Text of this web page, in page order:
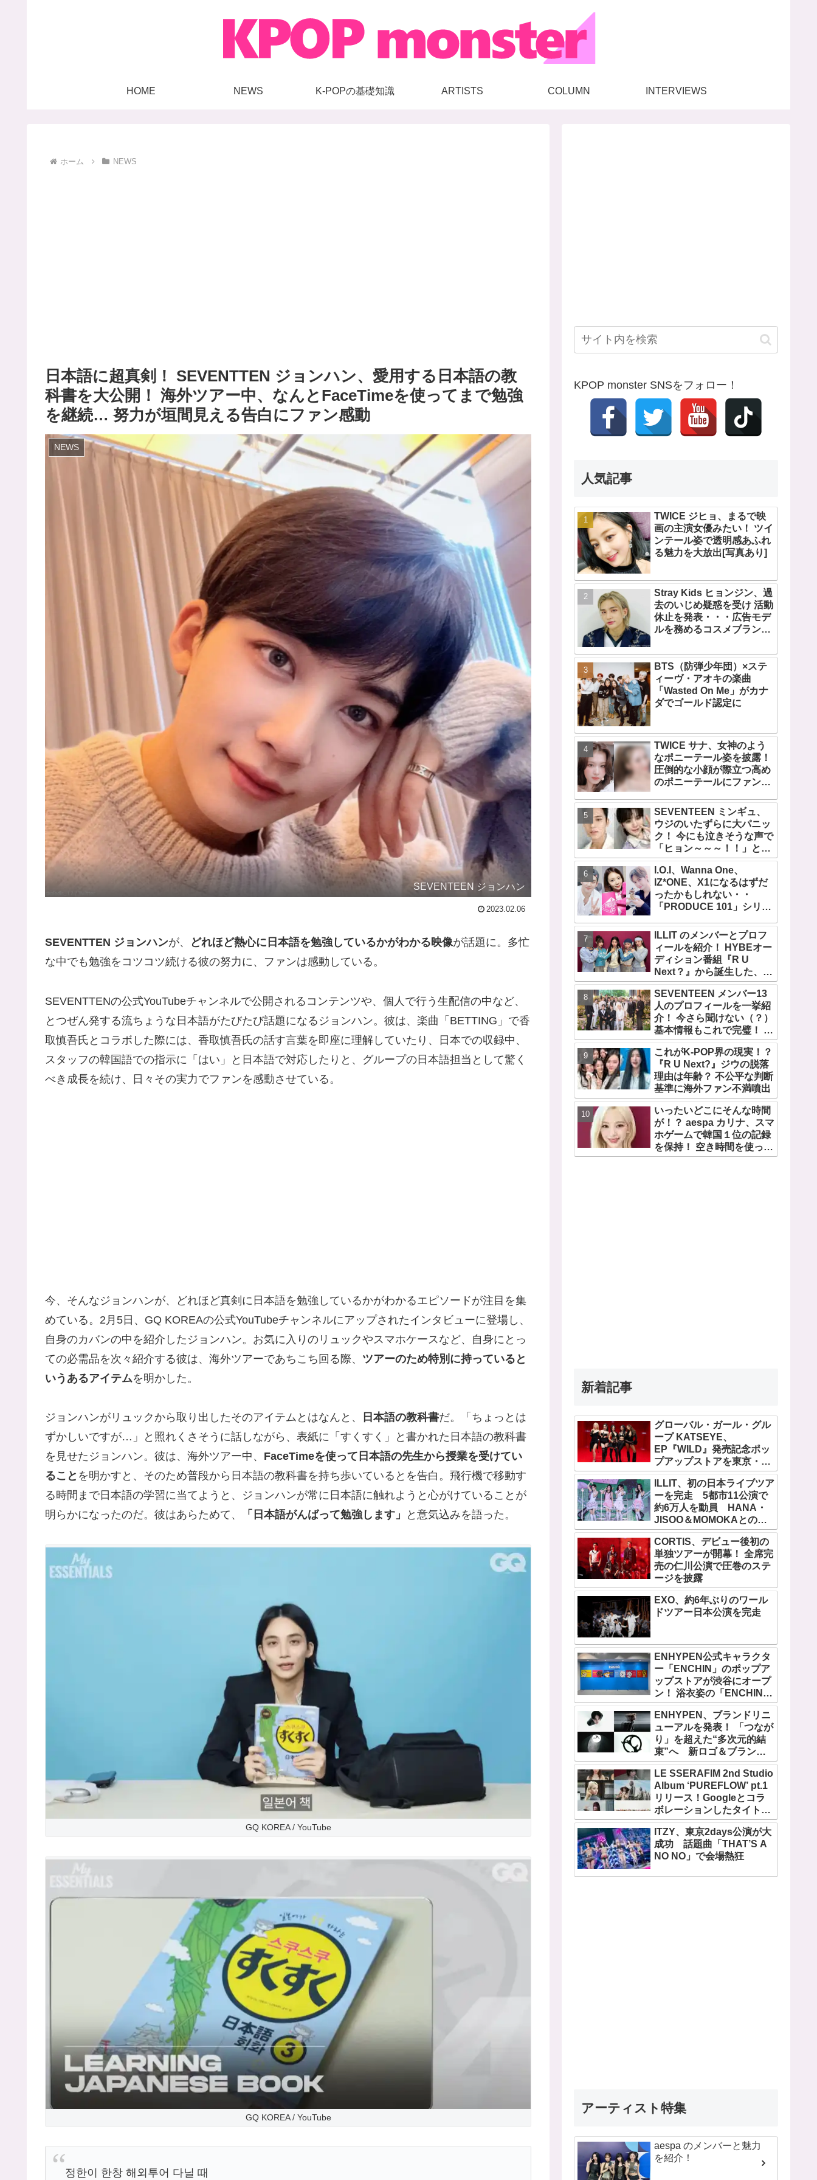
HOME NEWS K-POPの基礎知識 ARTISTS COLUMN INTERVIEWS
ホーム NEWS
日本語に超真剣！ SEVENTTEN ジョンハン、愛用する日本語の教
科書を大公開！ 海外ツアー中、なんとFaceTimeを使ってまで勉強
を継続… 努力が垣間見える告白にファン感動
NEWS
SEVENTEEN ジョンハン
2023.02.06
SEVENTTEN ジョンハンが、 どれほど熱心に日本語を勉強しているかがわかる映像が話題に。多忙
な中でも勉強をコツコツ続ける彼の努力に、ファンは感動している。
SEVENTTENの公式YouTubeチャンネルで公開されるコンテンツや、個人で行う生配信の中など、
とつぜん発する流ちょうな日本語がたびたび話題になるジョンハン。彼は、楽曲「BETTING」で香
取慎吾氏とコラボした際には、香取慎吾氏の話す言葉を即座に理解していたり、日本での収録中、
スタッフの韓国語での指示に「はい」と日本語で対応したりと、グループの日本語担当として驚く
べき成長を続け、日々その実力でファンを感動させている。
今、そんなジョンハンが、どれほど真剣に日本語を勉強しているかがわかるエピソードが注目を集
めている。2月5日、GQ KOREAの公式YouTubeチャンネルにアップされたインタビューに登場し、
自身のカバンの中を紹介したジョンハン。お気に入りのリュックやスマホケースなど、自身にとっ
ての必需品を次々紹介する彼は、海外ツアーであちこち回る際、 ツアーのため特別に持っていると
いうあるアイテムを明かした。
ジョンハンがリュックから取り出したそのアイテムとはなんと、 日本語の教科書だ。「ちょっとは
ずかしいですが…」と照れくさそうに話しながら、表紙に「すくすく」と書かれた日本語の教科書
を見せたジョンハン。彼は、海外ツアー中、 FaceTimeを使って日本語の先生から授業を受けてい
ること を明かすと、そのため普段から日本語の教科書を持ち歩いているとを告白。飛行機で移動す
る時間まで日本語の学習に当てようと、ジョンハンが常に日本語に触れようと心がけていることが
明らかになったのだ。彼はあらためて、
「日本語がんばって勉強します」 と意気込みを語った。
GQ KOREA / YouTube
GQ KOREA / YouTube
정한이 한창 해외투어 다닐 때
KPOP monster SNSをフォロー！
人気記事
TWICE ジヒョ、まるで映
画の主演女優みたい！ ツイ
ンテール姿で透明感あふれ
る魅力を大放出[写真あり]
Stray Kids ヒョンジン、過
去のいじめ疑惑を受け 活動
休止を発表・・・広告モデ
ルを務めるコスメブランド
BTS（防弾少年団）×ステ
ィーヴ・アオキの楽曲
「Wasted On Me」がカナ
ダでゴールド認定に
TWICE サナ、女神のよう
なポニーテール姿を披露！
圧倒的な小顔が際立つ高め
のポニーテールにファン歓
SEVENTEEN ミンギュ、
ウジのいたずらに大パニッ
ク！ 今にも泣きそうな声で
「ヒョン～～～！！」と呼
びかける… 恐怖のあまり子
供のように駆け出す姿がか
わいい
I.O.I、Wanna One、
IZ*ONE、X1になるはずだ
ったかもしれない・・
「PRODUCE 101」シリー
せられた練習生12人の氏名
が公表
ILLIT のメンバーとプロフ
ィールを紹介！ HYBEオー
ディション番組『R U
Next？』から誕生した、日
本人のイロハとモカを含む
5人組ガールズグループ！
デビュー曲「Magnetic」が
いきなりの大ヒット
SEVENTEEN メンバー13
人のプロフィールを一挙紹
介！ 今さら聞けない（？）
基本情報もこれで完璧！ 代
表曲から最新曲、爆笑コン
テンツ『GOING
SEVENTEEN』まで・・
VERY NICEな魅力が満載
これがK-POP界の現実！？
『R U Next?』ジウの脱落
理由は年齢？ 不公平な判断
基準に海外ファン不満噴出
いったいどこにそんな時間
が！？ aespa カリナ、スマ
ホゲームで韓国１位の記録
を保持！ 空き時間を使って
１万回ものミニゲームをク
新着記事
グローバル・ガール・グル
ープ KATSEYE、
EP『WILD』発売記念ポッ
プアップストアを東京・原
宿で開催 限定グッズも登
場ILLIT、初の日本ライブツア
ーを完走 5都市11公演で
約6万人を動員 HANA・
JISOO＆MOMOKAとのス
ペシャルコラボも実現
CORTIS、デビュー後初の
単独ツアーが開幕！ 全席完
売の仁川公演で圧巻のステ
ージを披露
EXO、約6年ぶりのワール
ドツアー日本公演を完走
ENHYPEN公式キャラクタ
ー「ENCHIN」のポップア
ップストアが渋谷にオープ
ン！ 浴衣姿の「ENCHIN」
が登場
ENHYPEN、ブランドリニ
ューアルを発表！ 「つなが
り」を超えた“多次元的結
束”へ 新ロゴ＆ブランド
フィルム公開
LE SSERAFIM 2nd Studio
Album ‘PUREFLOW’ pt.1
リリース！Googleとコラ
ボレーションしたタイトル
曲「BOOMPALA」MVも公
開
ITZY、東京2days公演が大
成功 話題曲「THAT’S A
NO NO」で会場熱狂
アーティスト特集
aespa のメンバーと魅力
を紹介！